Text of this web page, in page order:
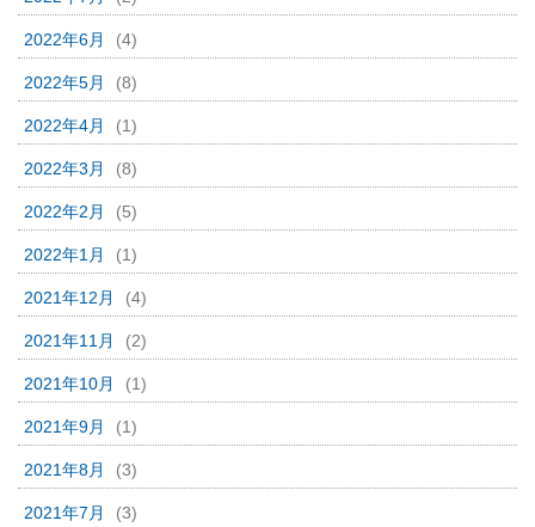
2022年6月 (4)
2022年5月 (8)
2022年4月 (1)
2022年3月 (8)
2022年2月 (5)
2022年1月 (1)
2021年12月 (4)
2021年11月 (2)
2021年10月 (1)
2021年9月 (1)
2021年8月 (3)
2021年7月 (3)